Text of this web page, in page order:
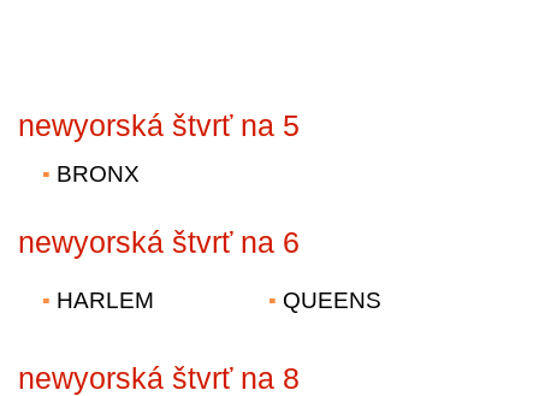
newyorská štvrť na 5
BRONX
newyorská štvrť na 6
HARLEM QUEENS
newyorská štvrť na 8